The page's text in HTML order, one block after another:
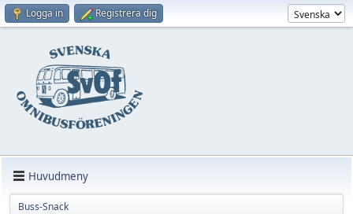
Logga in Registrera dig
Huvudmeny
Buss-Snack